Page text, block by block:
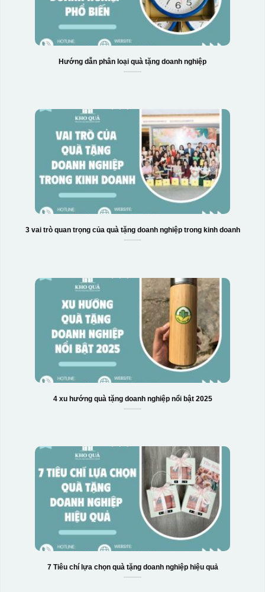
Hướng dẫn phân loại quà tặng doanh nghiệp
3 vai trò quan trọng của quà tặng doanh nghiệp trong kinh doanh
4 xu hướng quà tặng doanh nghiệp nổi bật 2025
7 Tiêu chí lựa chọn quà tặng doanh nghiệp hiệu quả